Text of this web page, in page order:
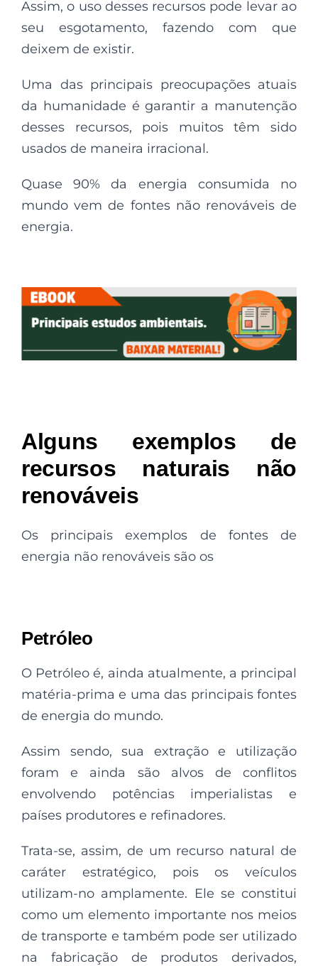
Assim, o uso desses recursos pode levar ao
seu esgotamento, fazendo com que
deixem de existir.
Uma das principais preocupações atuais
da humanidade é garantir a manutenção
desses recursos, pois muitos têm sido
usados de maneira irracional.
Quase 90% da energia consumida no
mundo vem de fontes não renováveis de
energia.
Alguns exemplos de
recursos naturais não
renováveis
Os principais exemplos de fontes de
energia não renováveis são os
Petróleo
O Petróleo é, ainda atualmente, a principal
matéria-prima e uma das principais fontes
de energia do mundo.
Assim sendo, sua extração e utilização
foram e ainda são alvos de conflitos
envolvendo potências imperialistas e
países produtores e refinadores.
Trata-se, assim, de um recurso natural de
caráter estratégico, pois os veículos
utilizam-no amplamente. Ele se constitui
como um elemento importante nos meios
de transporte e também pode ser utilizado
na fabricação de produtos derivados,